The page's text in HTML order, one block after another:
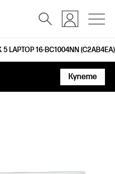
5 LAPTOP 16-BC1004NN (C2AB4EA)
Технически
Купете